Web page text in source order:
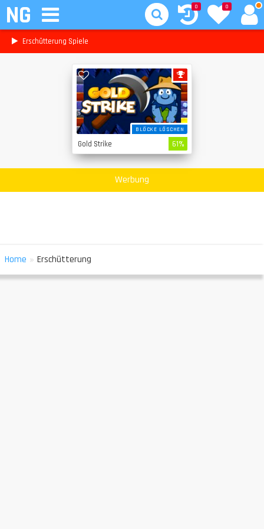
NG 0
0
Erschütterung Spiele
BLÖCKE LÖSCHEN
Gold Strike 61%
Werbung
Home » Erschütterung